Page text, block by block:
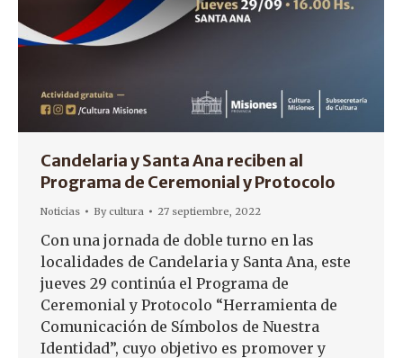
Candelaria y Santa Ana reciben al
Programa de Ceremonial y Protocolo
Noticias Bycultura 27 septiembre, 2022
Con una jornada de doble turno en las
localidades de Candelaria y Santa Ana, este
jueves 29 continúa el Programa de
Ceremonial y Protocolo “Herramienta de
Comunicación de Símbolos de Nuestra
Identidad”, cuyo objetivo es promover y